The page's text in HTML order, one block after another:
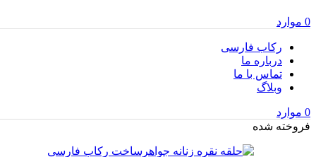
0 موارد
رکاب فارسی
درباره ما
تماس با ما
وبلاگ
0 موارد
فروخته شده